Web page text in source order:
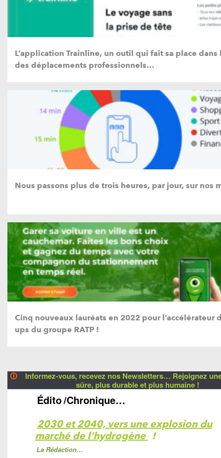
L’application Trainline, un outil qui fait sa place dans
des déplacements professionnels…
Nous passons plus de trois heures, par jour, sur nos
Cinq nouveaux lauréats en 2022 pour l’accélérateur
ups du groupe RATP !
🛈
Informez-vous, recevez nos Newsletters… Rejoignez
sûre, plus durable et plus humaine !
Édito/Chronique…
2030 et 2040, vers une explosion du
marché de l'hydrogène !
La Rédaction…